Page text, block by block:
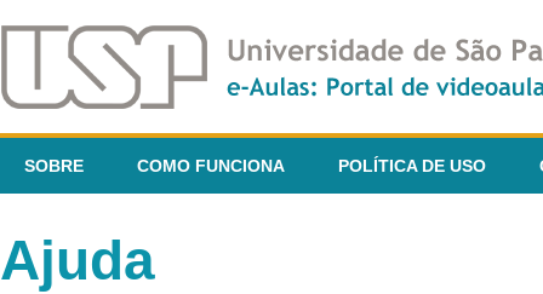
SOBRE COMO FUNCIONA POLÍTICA DE USO
Ajuda